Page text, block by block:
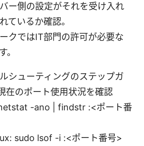
ー側の設定がそれを受け入れ
ているか確認。
クではIT部門の許可が必要な
。
シューティングのステップガ
在のポート使用状況を確認
-ano | findstr :<ポート番
sudo lsof -i :<ポート番号>